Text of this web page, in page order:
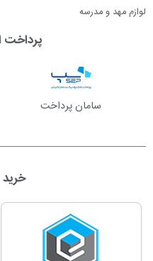
لوازم مهد و مدرسه
پرداخت
سامان پرداخت